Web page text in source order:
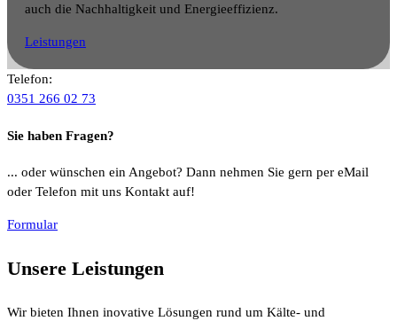
auch die Nachhaltigkeit und Energieeffizienz.
Leistungen
Telefon:
0351 266 02 73
Sie haben Fragen?
... oder wünschen ein Angebot? Dann nehmen Sie gern per eMail
oder Telefon mit uns Kontakt auf!
Formular
Unsere Leistungen
Wir bieten Ihnen inovative Lösungen rund um Kälte- und